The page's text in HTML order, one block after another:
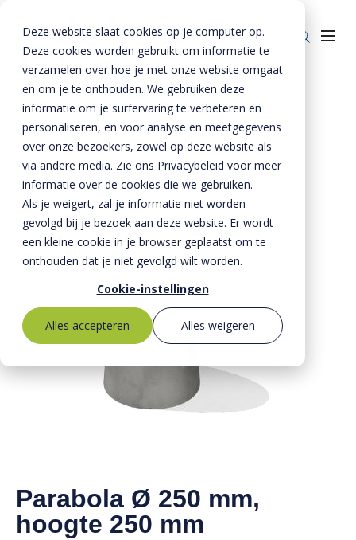
Deze website slaat cookies op je computer op.
Deze cookies worden gebruikt om informatie te
verzamelen over hoe je met onze website omgaat
en om je te onthouden. We gebruiken deze
informatie om je surfervaring te verbeteren en
personaliseren, en voor analyse en meetgegevens
over onze bezoekers, zowel op deze website als
via andere media. Zie ons Privacybeleid voor meer
informatie over de cookies die we gebruiken.
Als je weigert, zal je informatie niet worden
gevolgd bij je bezoek aan deze website. Er wordt
een kleine cookie in je browser geplaatst om te
onthouden dat je niet gevolgd wilt worden.
Cookie-instellingen
Alles accepteren
Alles weigeren
Bestekservice
Producten
Riolering
Bestrating
Oplossingen
BTE Groep
Onze verhalen
Over ons
MVO
Kernwaarden
Mission statement
Home »Producten » Bestrating »
Overige bestrating
Parabola s
Parabola 250 mm hoogte 250 mm
Parabola Ø 250 mm,
hoogte 250 mm